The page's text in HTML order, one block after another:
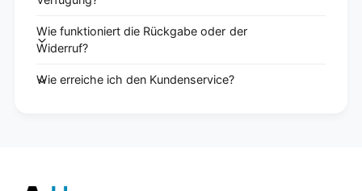
Wie funktioniert die Rückgabe oder der
Widerruf?
Wie erreiche ich den Kundenservice?